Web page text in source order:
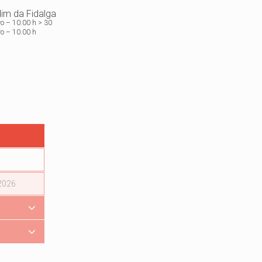
da Fidalga
– 10.00 h > 30
– 10.00 h